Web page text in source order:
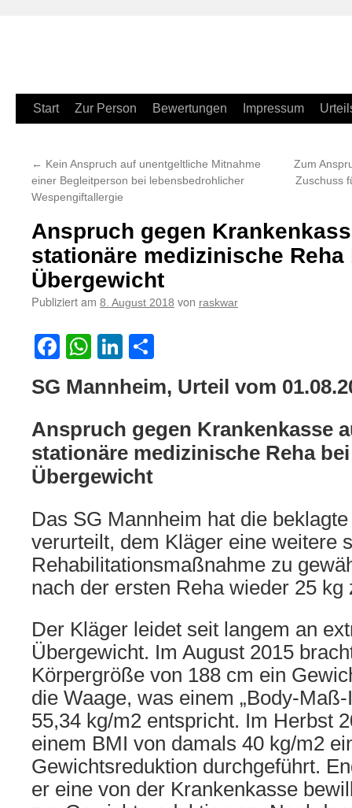
Zum
springen
Start Zur Person Bewertungen Impressum
← Kein Anspruch auf unentgeltliche Mitnahme
einer Begleitperson bei lebensbedrohlicher
Wespengiftallergie
Zum
Zuschuss
Anspruch gegen
stationäre medizinische Reha
Übergewicht
Publiziert am 8. August 2018 von raskwar
Facebook
WhatsApp
LinkedIn
SG Mannheim, Urteil vom
Anspruch gegen Krankenkasse
stationäre medizinische Reha
Übergewicht
Das SG Mannheim hat die
verurteilt, dem Kläger eine weitere
Rehabilitationsmaßnahme zu
nach der ersten Reha wieder 25 kg
Der Kläger leidet seit langem an
Übergewicht. Im August 2015
Körpergröße von 188 cm ein
die Waage, was einem „Body-
55,34 kg/m2 entspricht. Im Herbst
einem BMI von damals 40 kg/m2
Gewichtsreduktion durchgeführt.
er eine von der Krankenkasse